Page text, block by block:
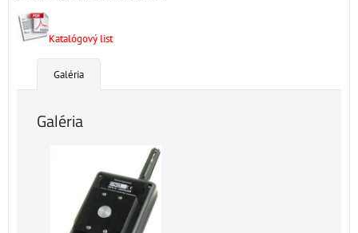
Katalógový list
Galéria
Galéria